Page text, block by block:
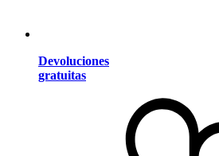
Devoluciones
gratuitas